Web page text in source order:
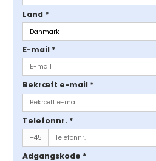
Land *
E-mail *
Bekræft e-mail *
Telefonnr. *
+45
Adgangskode *